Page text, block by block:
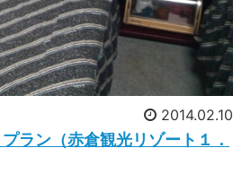
2014.02.10
ラン（赤倉観光リゾート１．